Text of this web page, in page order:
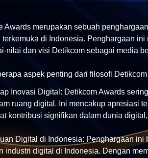
Awards merupakan sebuah
di Indonesia. Penghargaan
nilai dan visi Detikcom sebagai media
aspek penting dari filosofi
Inovasi Digital: Detikcom Awards
ruang digital. Ini mencakup apresiasi
kontribusi signifikan dalam dunia
Digital di Indonesia: Penghargaan ini
industri digital di Indonesia. Dengan